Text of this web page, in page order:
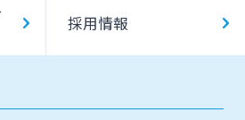
採用情報